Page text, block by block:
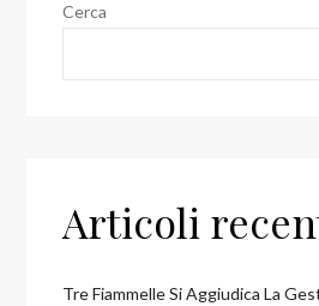
Cerca
Articoli
Tre Fiammelle Si Aggiudica La